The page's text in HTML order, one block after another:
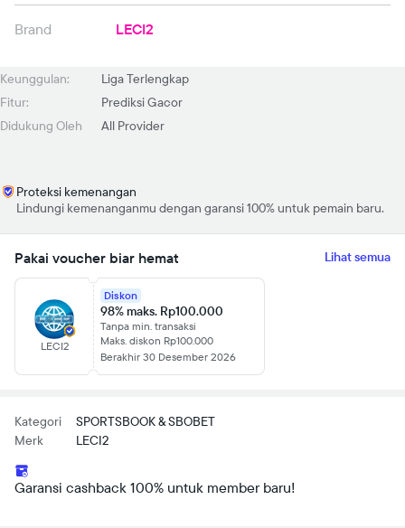
Brand LECI2
Keunggulan:
Liga Terlengkap
Fitur:
Prediksi Gacor
Didukung Oleh
All Provider
Proteksi kemenangan
Lindungi kemenanganmu dengan garansi 100% untuk pemain baru.
Pakai voucher biar hemat Lihat semua
LECI2
Diskon
98% maks. Rp100.000
Tanpa min. transaksi
Maks. diskon Rp100.000
Berakhir 30 Desember 2026
Kategori
SPORTSBOOK & SBOBET
Merk
LECI2
Garansi cashback 100% untuk member baru!